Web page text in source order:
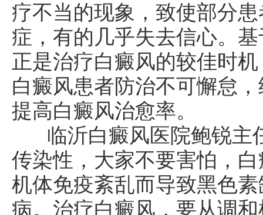
疗不当的现象，致使部分
症，有的几乎失去信心。
正是治疗白癜风的较佳时
白癜风患者防治不可懈怠
提高白癜风治愈率。
临沂白癜风医院鲍锐主
传染性，大家不要害怕，
机体免疫紊乱而导致黑色
病。治疗白癜风，要从调